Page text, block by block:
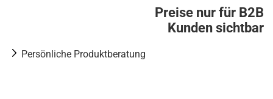
Preise nur für B2B
Kunden sichtbar
Persönliche Produktberatung